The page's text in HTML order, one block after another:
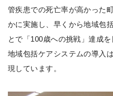
管疾患での死亡率が高かった
かに実施し、早くから地域包
とで「100歳への挑戦」達成
地域包括ケアシステムの導入
現しています。